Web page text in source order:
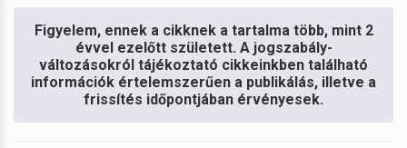
Figyelem, ennek a cikknek a tartalma több, mint 2
évvel ezelőtt született. A jogszabály-
változásokról tájékoztató cikkeinkben található
információk értelemszerűen a publikálás, illetve a
frissítés időpontjában érvényesek.